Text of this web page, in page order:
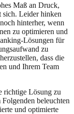
Maß an Druck,
sich. Leider hinken
hinterher, wenn
zu optimieren und
Lösungen für
zu
dass die
und Ihrem Team
richtige Lösung zu
beleuchten
und optimierte